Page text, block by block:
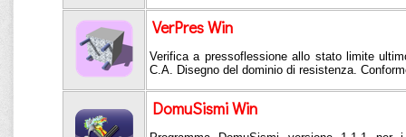
VerPres Win
Verifica a pressoflessione allo stato limite
C.A. Disegno del dominio di resistenza.
DomuSismi Win